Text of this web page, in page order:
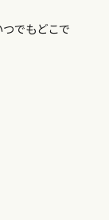
でもどこで